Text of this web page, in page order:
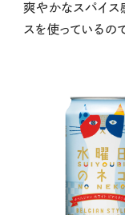
爽やかなスパイス
スを使っているの